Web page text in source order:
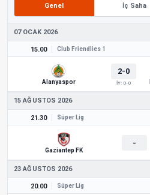
Genel İç Saha
07 OCAK 2026
15.00 Club Friendlies 1
Alanyaspor
2-0
İY: 0-0
15 AĞUSTOS 2026
21.30 Süper Lig
Gaziantep FK
-
23 AĞUSTOS 2026
20.00 Süper Lig